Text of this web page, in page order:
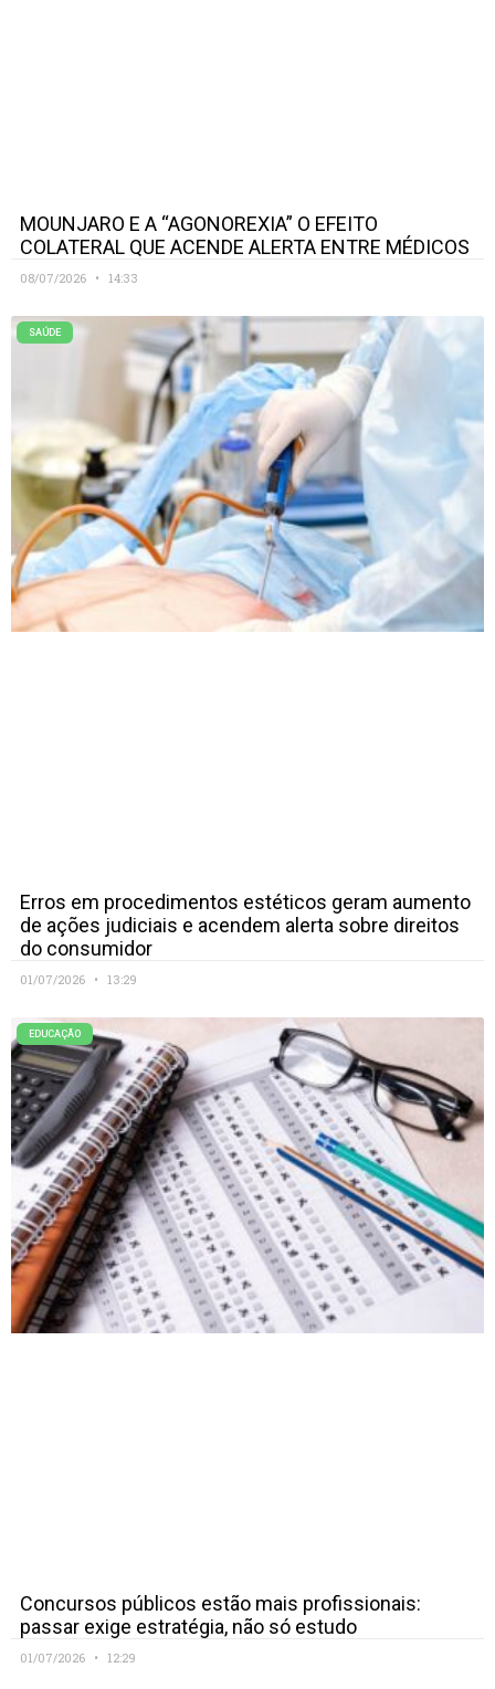
MOUNJARO E A “AGONOREXIA” O EFEITO
COLATERAL QUE ACENDE ALERTA ENTRE MÉDICOS
08/07/2026 14:33
SAÚDE
Erros em procedimentos estéticos geram aumento
de ações judiciais e acendem alerta sobre direitos
do consumidor
01/07/2026 13:29
EDUCAÇÃO
Concursos públicos estão mais profissionais:
passar exige estratégia, não só estudo
01/07/2026 12:29